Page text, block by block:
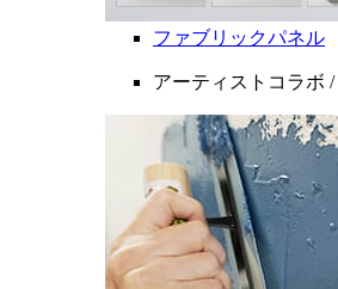
ファブリックパネル
アーティストコラボ